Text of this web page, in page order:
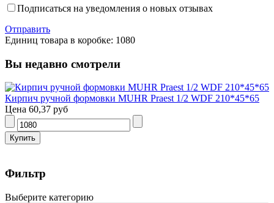
Подписаться на уведомления о новых отзывах
Отправить
Единиц товара в коробке: 1080
Вы недавно смотрели
Кирпич ручной формовки MUHR Praest 1/2 WDF 210*45*65
Цена 60,37 руб
Фильтр
Выберите категорию